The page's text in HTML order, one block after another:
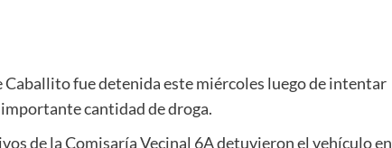
fue detenida este miércoles luego de intentar
cantidad de droga.
de la Comisaría Vecinal 6A detuvieron el vehículo en